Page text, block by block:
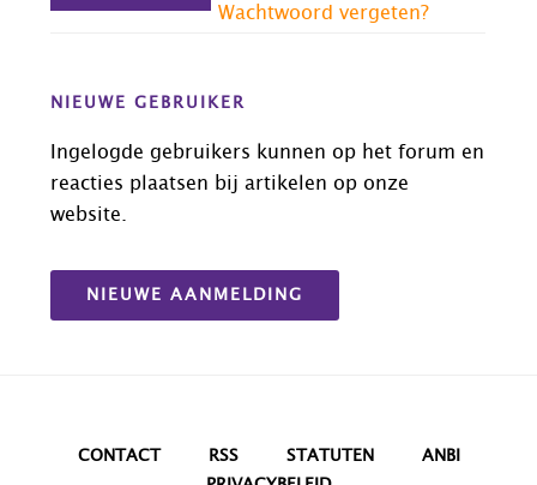
Wachtwoord vergeten?
NIEUWE GEBRUIKER
Ingelogde gebruikers kunnen op het forum en
reacties plaatsen bij artikelen op onze
website.
NIEUWE AANMELDING
CONTACT RSS STATUTEN
ANBI